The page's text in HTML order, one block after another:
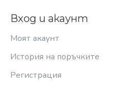
Вход и акаунт
Моят акаунт
История на поръчките
Регистрация